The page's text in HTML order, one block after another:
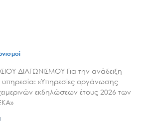
ΔΙΑΓΩΝΙΣΜΟΥ Για την ανάδειξη
«Υπηρεσίες οργάνωσης
εκδηλώσεων έτους 2026 των